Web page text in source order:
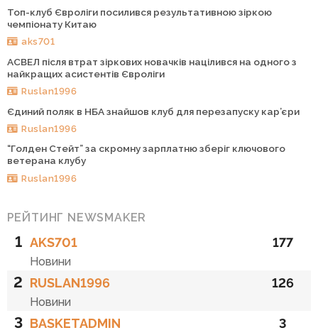
Топ-клуб Євроліги посилився результативною зіркою
чемпіонату Китаю
aks701
АСВЕЛ після втрат зіркових новачків націлився на одного з
найкращих асистентів Євроліги
Ruslan1996
Єдиний поляк в НБА знайшов клуб для перезапуску кар’єри
Ruslan1996
“Голден Стейт” за скромну зарплатню зберіг ключового
ветерана клубу
Ruslan1996
РЕЙТИНГ NEWSMAKER
1 AKS701
Новини
177
2 RUSLAN1996
Новини
126
3 BASKETADMIN 3